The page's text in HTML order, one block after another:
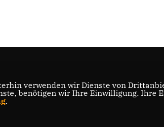
verwenden wir Dienste von
benötigen wir Ihre Einwilligung. Ihre
.